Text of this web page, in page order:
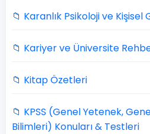
📁 Karanlık Psikoloji ve Kişisel
📁 Kariyer ve Üniversite
📁 Kitap Özetleri
📁 KPSS (Genel Yetenek,
Bilimleri) Konuları & Testleri